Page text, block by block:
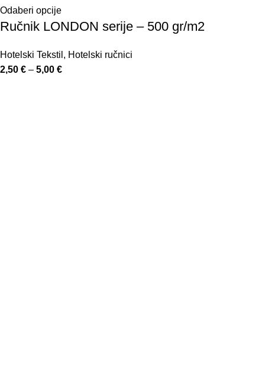
Odaberi opcije
Ručnik LONDON serije – 500 gr/m2
Hotelski Tekstil , Hotelski ručnici
2,50 € – 5,00 €